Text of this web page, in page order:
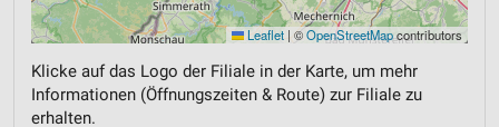
Leaflet | ©OpenStreetMapcontributors
Klicke auf das Logo der Filiale in der Karte, um mehr
Informationen (Öffnungszeiten & Route) zur Filiale zu
erhalten.